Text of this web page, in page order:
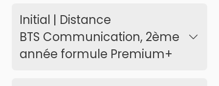
Initial | Distance
BTS Communication, 2ème
année formule Premium+